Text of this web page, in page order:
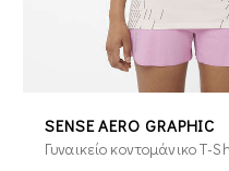
SENSE AERO GRAPHIC
Γυναικείο κοντομάνικο T-